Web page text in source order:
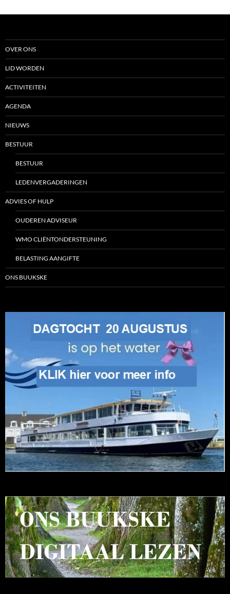
OVER ONS
LID WORDEN
ACTIVITEITEN
AGENDA
NIEUWS
BESTUUR
BESTUUR
LEDENVERGADERINGEN
ADVIES OF HULP
OUDEREN ADVISEUR
WMO CLIËNTONDERSTEUNING
BELASTING AANGIFTE
ONS BUUKSKE